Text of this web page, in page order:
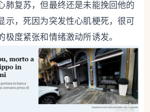
肺复苏，但最终还是未能挽回他的
示，死因为突发性心肌梗死，很可
极度紧张和情绪激动所诱发。